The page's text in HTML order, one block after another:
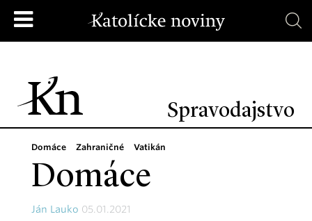
Spravodajstvo
Domáce Zahraničné Vatikán
Domáce
Ján Lauko 05.01.2021